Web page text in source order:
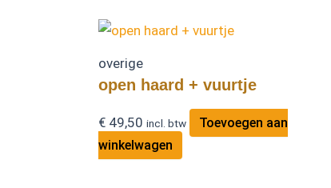
overige
open haard + vuurtje
€ 49,50 incl. btw
Toevoegen aan
winkelwagen